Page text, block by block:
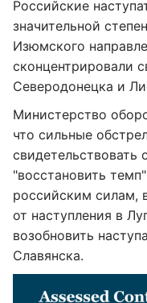
Российские
значительной
Изюмского
сконцентрировали
Северодонецка и
Министерство
что сильные
свидетельствовать
"восстановить
российским силам,
от наступления в
возобновить
Славянска.